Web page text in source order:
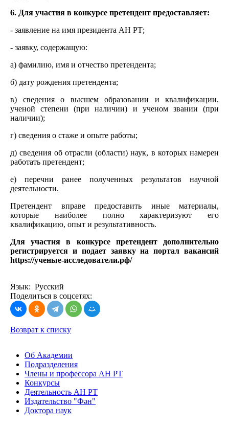
6. Для участия в конкурсе претендент предоставляет:
- заявление на имя президента АН РТ;
- заявку, содержащую:
а) фамилию, имя и отчество претендента;
б) дату рождения претендента;
в) сведения о высшем образовании и квалификации,
ученой степени (при наличии) и ученом звании (при
наличии);
г) сведения о стаже и опыте работы;
д) сведения об отрасли (области) наук, в которых намерен
работать претендент;
е) перечни ранее полученных результатов научной
деятельности.
Претендент вправе предоставить иные материалы,
которые наиболее полно характеризуют его
квалификацию, опыт и результативность.
Для участия в конкурсе претендент дополнительно
регистрируется и подает заявку на портал вакансий
https://ученые-исследователи.рф/
Язык: Русский
Поделиться в соцсетях:
Возврат к списку
Об Академии
Подразделения
Члены и профессора АН РТ
Конкурсы
Деятельность АН РТ
Издательство "Фән"
Доктора наук